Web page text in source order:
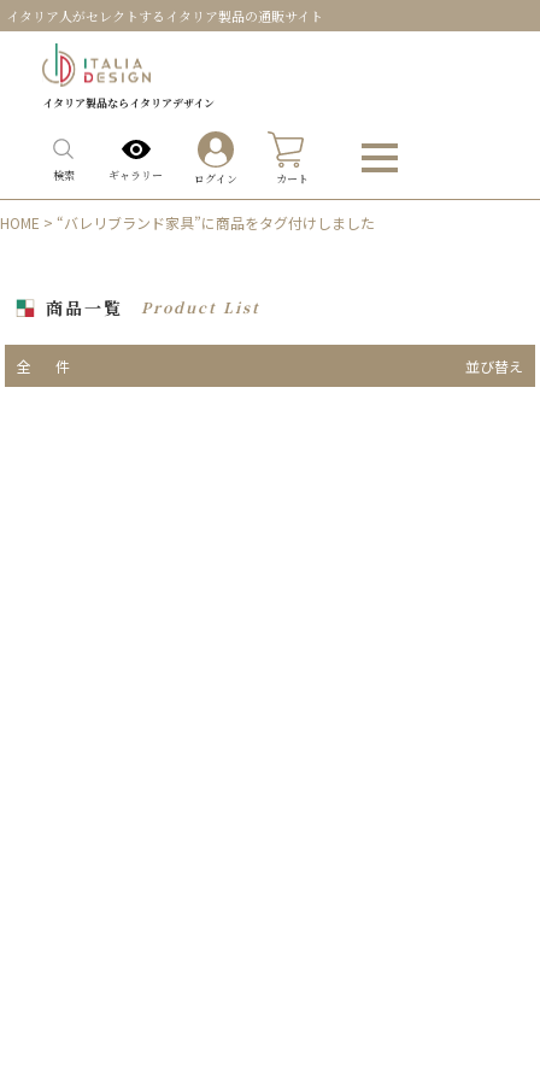
イタリア人がセレクトするイタリア製品の通販サイト
イタリア製品ならイタリアデザイン
検索 ギャラリー ログイン カート
HOME > “バレリブランド家具”に商品をタグ付けしました
商品一覧 Product List
全 件 並び替え